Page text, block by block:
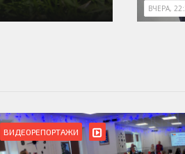
ВЧЕРА,
ВИДЕОРЕПОРТАЖИ